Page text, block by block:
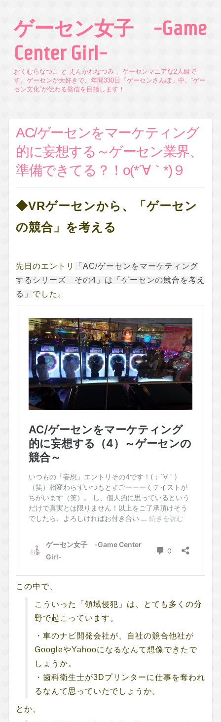
ゲーセン女子 -Game
Center Girl-
おくむらなつこ と えんがわなつみ 、ゲーセンマニアな2人組で
す。ゲーセンが大好きで、年間330日「ゲーセンさんぽ」中。“ゲー
セン文化”が伝わる発信を目指します！
AC/ゲーセンをマーケティング
的に妄想する～ゲーセン業界、
準備できてる？！o(*´∀｀*)９
◆VRゲーセンから、「ゲーセン
の競合」を考える
先日のエントリ
「AC/ゲーセンをマーケティング
するシリーズ その4」は「ゲーセンの競合を考え
る」 でした。
この中で、
こういった「領域侵犯」は、とても多くの分
野で起こっています。
・車のナビ開発会社が、自社の競合他社が
GoogleやYahooになるなんて想像できたで
しょうか。
・歯科衛生士が3Dプリンターに仕事を奪われ
るなんて思っていたでしょうか。
とか、